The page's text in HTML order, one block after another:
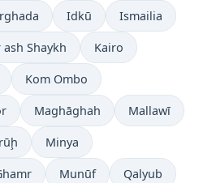
Idkū Ismailia
ash Shaykh Kairo
Kom Ombo
Maghāghah Mallawī
Minya
Munūf Qalyub